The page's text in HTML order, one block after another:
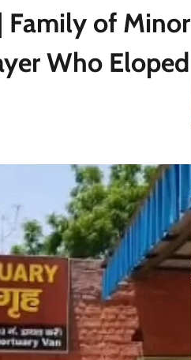
of Minor
Who Eloped